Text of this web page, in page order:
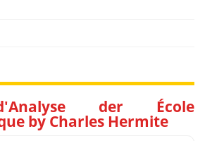
der École
by Charles Hermite